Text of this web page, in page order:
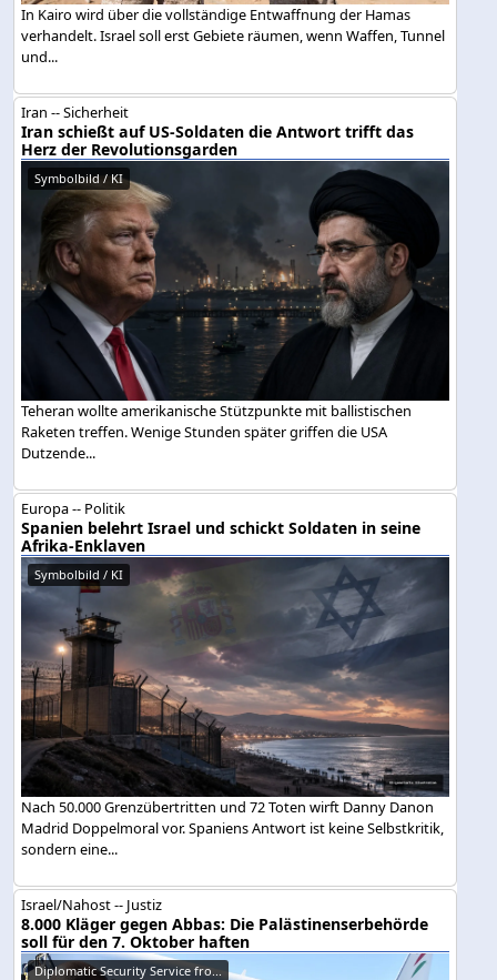
In Kairo wird über die vollständige Entwaffnung der Hamas
verhandelt. Israel soll erst Gebiete räumen, wenn Waffen, Tunnel
und...
Iran -- Sicherheit
Iran schießt auf US-Soldaten die Antwort trifft das
Herz der Revolutionsgarden
Symbolbild / KI
Teheran wollte amerikanische Stützpunkte mit ballistischen
Raketen treffen. Wenige Stunden später griffen die USA
Dutzende...
Europa -- Politik
Spanien belehrt Israel und schickt Soldaten in seine
Afrika-Enklaven
Symbolbild / KI
Nach 50.000 Grenzübertritten und 72 Toten wirft Danny Danon
Madrid Doppelmoral vor. Spaniens Antwort ist keine Selbstkritik,
sondern eine...
Israel/Nahost -- Justiz
8.000 Kläger gegen Abbas: Die Palästinenserbehörde
soll für den 7. Oktober haften
Diplomatic Security Service fro...